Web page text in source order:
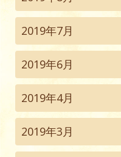
2019年7月
2019年6月
2019年4月
2019年3月